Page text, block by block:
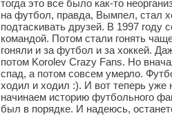
тогда это все было как-то
на футбол, правда, Вымпел, стал
подтаскивать друзей. В 1997
командой. Потом стали гонять
гоняли и за футбол и за хоккей.
потом Korolev Crazy Fans. Но
спад, а потом совсем умерло.
ходил и ходил :). И вот теперь
начинаем историю футбольного
был в порядке. И надеюсь,